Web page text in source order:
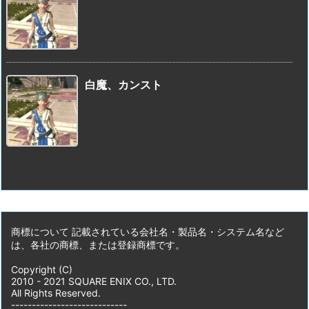
白魔、カンスト
商標について 記載されている会社名・製品名・システム名など
は、各社の商標、または登録商標です。
Copyright (C)
2010 - 2021 SQUARE ENIX CO., LTD.
All Rights Reserved.
----------------------------